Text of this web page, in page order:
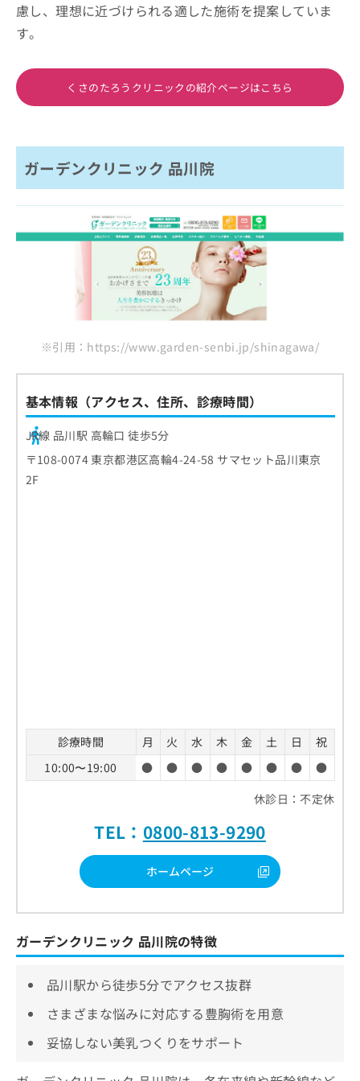
慮し、理想に近づけられる適した施術を提案していま
す。
くさのたろうクリニックの紹介ページはこちら
ガーデンクリニック 品川院
※引用：https://www.garden-senbi.jp/shinagawa/
基本情報（アクセス、住所、診療時間）
JR線 品川駅 高輪口 徒歩5分
〒108-0074 東京都港区高輪4-24-58 サマセット品川東京
2F
診療時間 月 火 水 木 金 土 日
祝
10:00〜19:00
● ● ● ● ● ● ●
●
休診日：不定休
TEL： 0800-813-9290
ホームページ
ガーデンクリニック 品川院の特徴
品川駅から徒歩5分でアクセス抜群
さまざまな悩みに対応する豊胸術を用意
妥協しない美乳つくりをサポート